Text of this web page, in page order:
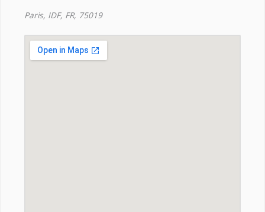
Paris, IDF, FR, 75019